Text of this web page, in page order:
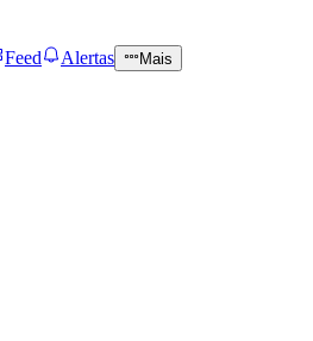
Feed Alertas Mais